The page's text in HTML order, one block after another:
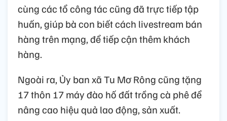
cùng các tổ công tác cũng đã trực tiếp tập
huấn, giúp bà con biết cách livestream bán
hàng trên mạng, để tiếp cận thêm khách
hàng.
Ngoài ra, Ủy ban xã Tu Mơ Rông cũng tặng
17 thôn 17 máy đào hố đất trồng cà phê để
nâng cao hiệu quả lao động, sản xuất.